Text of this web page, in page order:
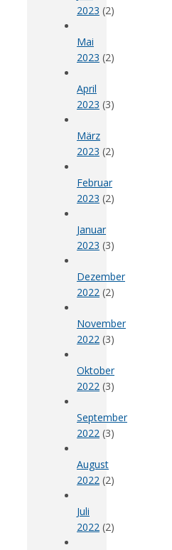
2023 (2)
Mai
2023 (2)
April
2023 (3)
März
2023 (2)
Februar
2023 (2)
Januar
2023 (3)
Dezember
2022 (2)
November
2022 (3)
Oktober
2022 (3)
September
2022 (3)
August
2022 (2)
Juli
2022 (2)